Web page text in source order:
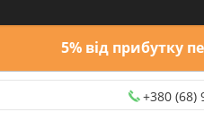
5% від прибутку
+380 (68)